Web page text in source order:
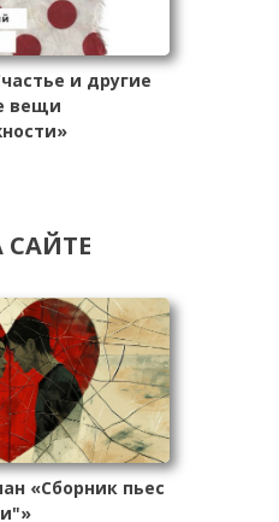
и другие
вещи
«Сборник пьес